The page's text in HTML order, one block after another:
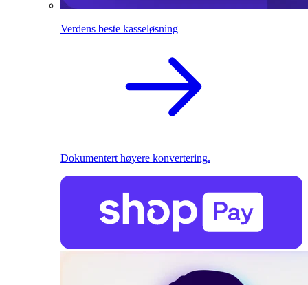
Verdens beste kasseløsning
Dokumentert høyere konvertering.